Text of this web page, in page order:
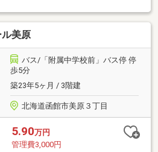
美原
バス/「附属中学校前」バス停 停
歩5分
築23年5ヶ月 / 3階建
北海道函館市美原３丁目
5.90万円
管理費3,000円